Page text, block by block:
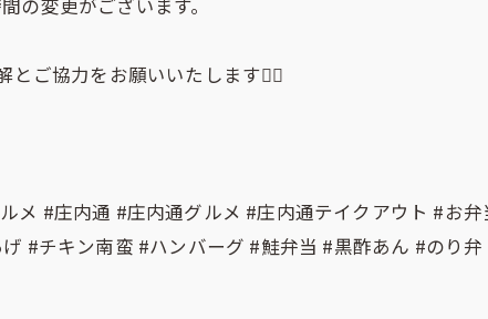
の変更がございます。
ご協力をお願いいたします🙇‍♀️
メ #庄内通 #庄内通グルメ #庄内通テイクアウト #お
#チキン南蛮 #ハンバーグ #鮭弁当 #黒酢あん #のり